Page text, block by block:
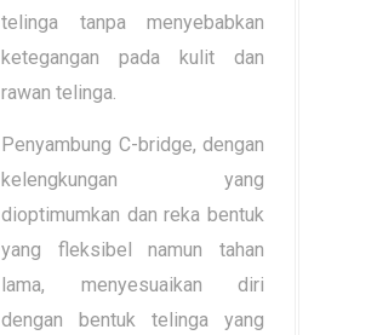
telinga tanpa menyebabkan
ketegangan pada kulit dan
rawan telinga.
Penyambung C-bridge, dengan
kelengkungan yang
dioptimumkan dan reka bentuk
yang fleksibel namun tahan
lama, menyesuaikan diri
dengan bentuk telinga yang